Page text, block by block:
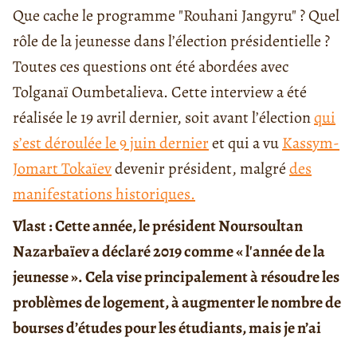
Que cache le programme "Rouhani Jangyru" ? Quel
rôle de la jeunesse dans l’élection présidentielle ?
Toutes ces questions ont été abordées avec
Tolganaï Oumbetalieva. Cette interview a été
réalisée le 19 avril dernier, soit avant l’électionqui
s’est déroulée le 9 juin dernieret qui a vuKassym-
Jomart Tokaïevdevenir président, malgrédes
manifestations historiques.
Vlast : Cette année, le président Noursoultan
Nazarbaïev a déclaré 2019 comme « l'année de la
jeunesse ». Cela vise principalement à résoudre les
problèmes de logement, à augmenter le nombre de
bourses d’études pour les étudiants, mais je n’ai